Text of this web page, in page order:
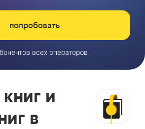
попробовать
всех операторов
и
в